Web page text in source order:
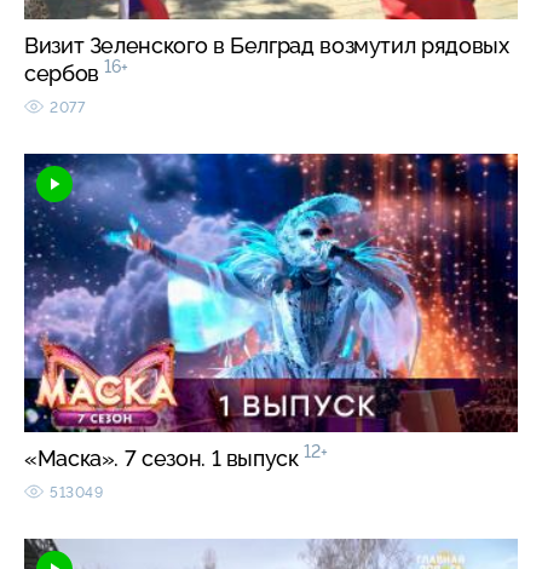
Визит Зеленского в Белград возмутил рядовых
сербов 16+
2077
«Маска». 7 сезон. 1 выпуск 12+
513049